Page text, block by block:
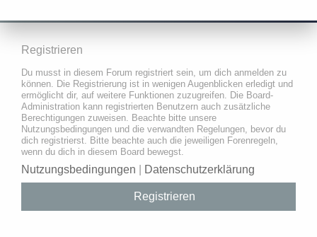
Registrieren
Du musst in diesem Forum registriert sein, um dich anmelden zu
können. Die Registrierung ist in wenigen Augenblicken erledigt und
ermöglicht dir, auf weitere Funktionen zuzugreifen. Die Board-
Administration kann registrierten Benutzern auch zusätzliche
Berechtigungen zuweisen. Beachte bitte unsere
Nutzungsbedingungen und die verwandten Regelungen, bevor du
dich registrierst. Bitte beachte auch die jeweiligen Forenregeln,
wenn du dich in diesem Board bewegst.
Nutzungsbedingungen Datenschutzerklärung
Registrieren